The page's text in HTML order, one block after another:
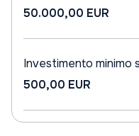
50.000,00 EUR
Investimento minimo
500,00 EUR